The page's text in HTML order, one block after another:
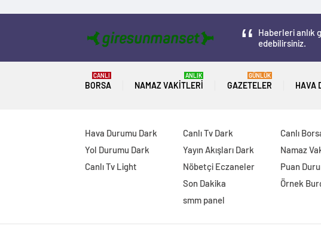
Haberleri anlık
edebilirsiniz.
BORSA
CANLI
NAMAZ VAKITLERI
ANLIK
GAZETELER
GÜNLÜK
HAVA
Hava Durumu Dark
Yol Durumu Dark
Canlı Tv Light
Canlı Tv Dark
Yayın Akışları Dark
Nöbetçi Eczaneler
Son Dakika
smm panel
Canlı
Namaz
Puan
Örnek